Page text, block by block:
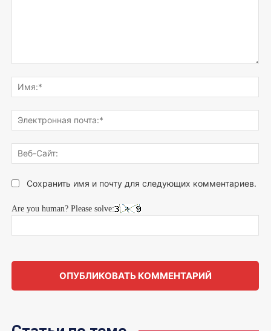
что
думаете...
Сохранить имя и почту для следующих комментариев.
Are you human? Please solve: